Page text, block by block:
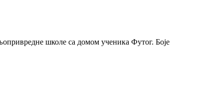
школе са домом ученика Футог. Боје